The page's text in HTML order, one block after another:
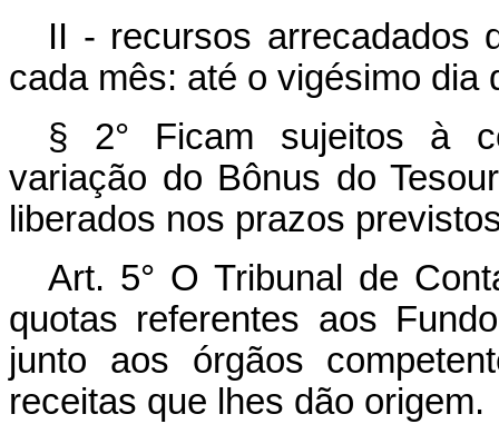
II - recursos arrecadados
cada mês: até o vigésimo dia
§ 2° Ficam sujeitos à
variação do Bônus do
liberados nos prazos
Art. 5° O Tribunal de
quotas referentes aos
junto aos órgãos
receitas que lhes dão origem.